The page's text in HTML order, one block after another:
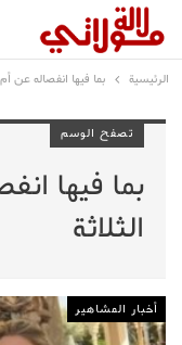
الرئيسية بما فيها انفصاله عن أم
تصفح الوسم
بما فيها
الثلاثة
أخبار المشاهير